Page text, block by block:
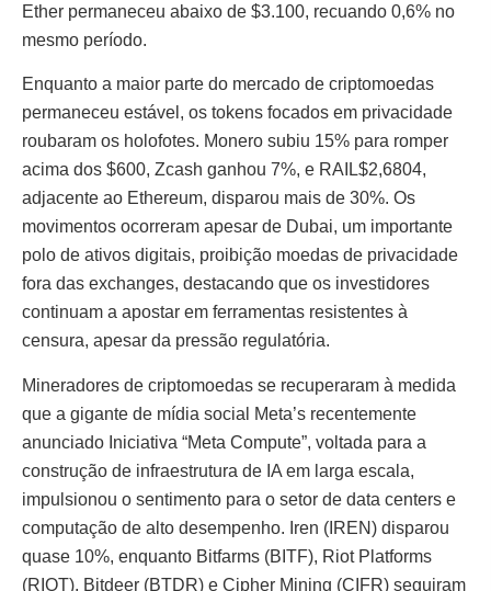
Ether permaneceu abaixo de $3.100, recuando 0,6% no
mesmo período.
Enquanto a maior parte do mercado de criptomoedas
permaneceu estável, os tokens focados em privacidade
roubaram os holofotes. Monero subiu 15% para romper
acima dos $600, Zcash ganhou 7%, e RAIL$2,6804,
adjacente ao Ethereum, disparou mais de 30%. Os
movimentos ocorreram apesar de Dubai, um importante
polo de ativos digitais, proibição moedas de privacidade
fora das exchanges, destacando que os investidores
continuam a apostar em ferramentas resistentes à
censura, apesar da pressão regulatória.
Mineradores de criptomoedas se recuperaram à medida
que a gigante de mídia social Meta’s recentemente
anunciado Iniciativa “Meta Compute”, voltada para a
construção de infraestrutura de IA em larga escala,
impulsionou o sentimento para o setor de data centers e
computação de alto desempenho. Iren (IREN) disparou
quase 10%, enquanto Bitfarms (BITF), Riot Platforms
(RIOT), Bitdeer (BTDR) e Cipher Mining (CIFR) seguiram